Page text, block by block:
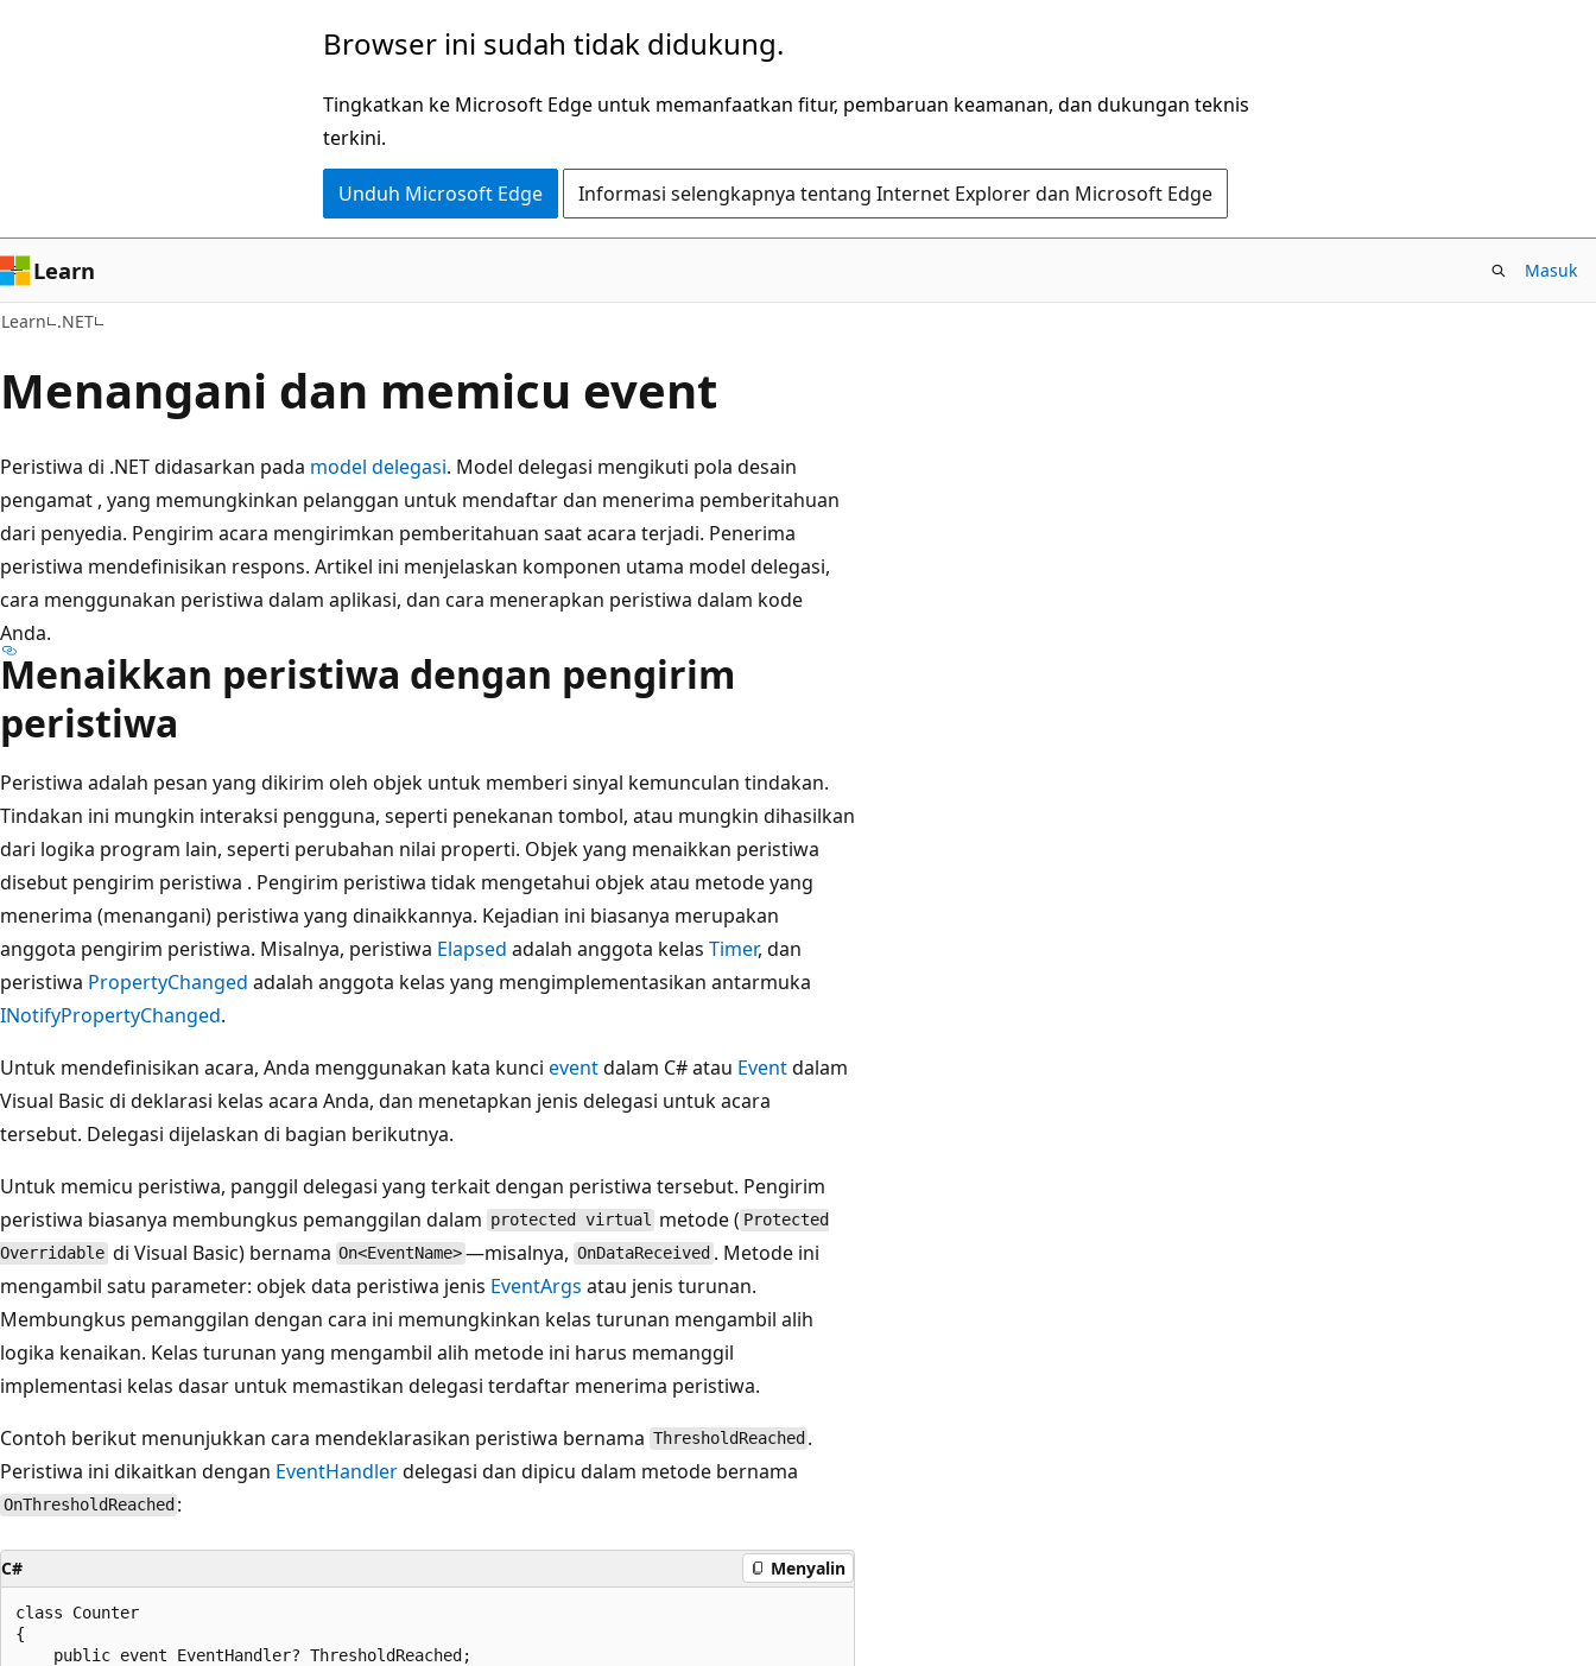
Browser ini sudah tidak didukung.
Tingkatkan ke Microsoft Edge untuk memanfaatkan fitur, pembaruan keamanan, dan dukungan teknis
terkini.
Unduh Microsoft Edge Informasi selengkapnya tentang Internet Explorer dan Microsoft Edge
Learn Masuk
Learn .NET
Menangani dan memicu event
Peristiwa di .NET didasarkan pada model delegasi. Model delegasi mengikuti pola desain
pengamat , yang memungkinkan pelanggan untuk mendaftar dan menerima pemberitahuan
dari penyedia. Pengirim acara mengirimkan pemberitahuan saat acara terjadi. Penerima
peristiwa mendefinisikan respons. Artikel ini menjelaskan komponen utama model delegasi,
cara menggunakan peristiwa dalam aplikasi, dan cara menerapkan peristiwa dalam kode
Anda.
Menaikkan peristiwa dengan pengirim
peristiwa
Peristiwa adalah pesan yang dikirim oleh objek untuk memberi sinyal kemunculan tindakan.
Tindakan ini mungkin interaksi pengguna, seperti penekanan tombol, atau mungkin dihasilkan
dari logika program lain, seperti perubahan nilai properti. Objek yang menaikkan peristiwa
disebut pengirim peristiwa . Pengirim peristiwa tidak mengetahui objek atau metode yang
menerima (menangani) peristiwa yang dinaikkannya. Kejadian ini biasanya merupakan
anggota pengirim peristiwa. Misalnya, peristiwa Elapsed adalah anggota kelas Timer, dan
peristiwa PropertyChanged adalah anggota kelas yang mengimplementasikan antarmuka
INotifyPropertyChanged.
Untuk mendefinisikan acara, Anda menggunakan kata kunci eventdalam C# atau Eventdalam
Visual Basic di deklarasi kelas acara Anda, dan menetapkan jenis delegasi untuk acara
tersebut. Delegasi dijelaskan di bagian berikutnya.
Untuk memicu peristiwa, panggil delegasi yang terkait dengan peristiwa tersebut. Pengirim
peristiwa biasanya membungkus pemanggilan dalam protected virtual metode ( Protected
Overridable di Visual Basic) bernama On<EventName>—misalnya, OnDataReceived . Metode ini
mengambil satu parameter: objek data peristiwa jenis EventArgs atau jenis turunan.
Membungkus pemanggilan dengan cara ini memungkinkan kelas turunan mengambil alih
logika kenaikan. Kelas turunan yang mengambil alih metode ini harus memanggil
implementasi kelas dasar untuk memastikan delegasi terdaftar menerima peristiwa.
Contoh berikut menunjukkan cara mendeklarasikan peristiwa bernama ThresholdReached .
Peristiwa ini dikaitkan dengan EventHandlerdelegasi dan dipicu dalam metode bernama
OnThresholdReached :
C# Menyalin
class Counter
{
    public event EventHandler? ThresholdReached;